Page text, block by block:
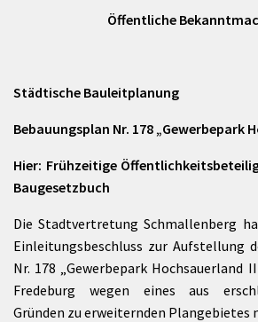
Öffentliche
Städtische Bauleitplanung
Bebauungsplan Nr. 178 „Gewerbepark
Hier: Frühzeitige
Baugesetzbuch
Die Stadtvertretung Schmallenberg
Einleitungsbeschluss zur Aufstellung
Nr. 178 „Gewerbepark Hochsauerland
Fredeburg wegen eines aus
Gründen zu erweiternden Plangebietes